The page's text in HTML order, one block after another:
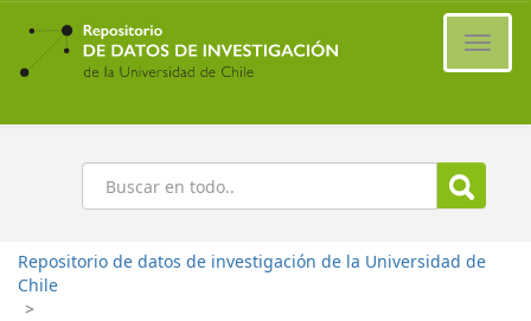
Ir
contenido
principal
Buscar
Repositorio de datos de investigación de la Universidad de
Chile
>